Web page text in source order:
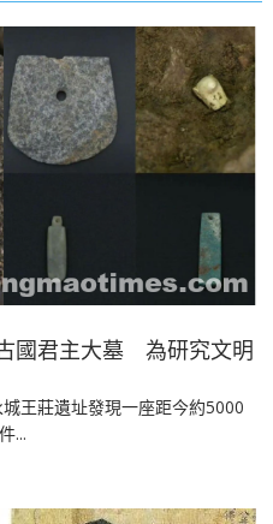
國君主大墓 為研究文明
王莊遺址發現一座距今約5000
...